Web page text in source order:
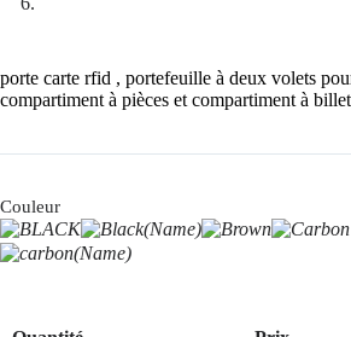
porte carte rfid , portefeuille à deux volets
compartiment à pièces et compartiment à
Couleur